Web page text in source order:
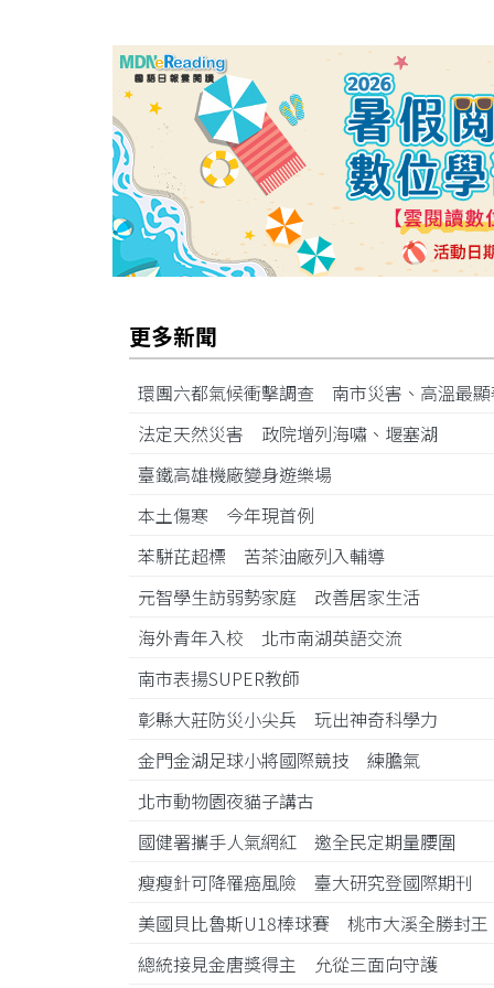
更多新聞
環團六都氣候衝擊調查 南市災害、高溫最
法定天然災害 政院增列海嘯、堰塞湖
臺鐵高雄機廠變身遊樂場
本土傷寒 今年現首例
苯駢芘超標 苦茶油廠列入輔導
元智學生訪弱勢家庭 改善居家生活
海外青年入校 北市南湖英語交流
南市表揚SUPER教師
彰縣大莊防災小尖兵 玩出神奇科學力
金門金湖足球小將國際競技 練膽氣
北市動物園夜貓子講古
國健署攜手人氣網紅 邀全民定期量腰圍
瘦瘦針可降罹癌風險 臺大研究登國際期刊
美國貝比魯斯U18棒球賽 桃市大溪全勝封
總統接見金唐獎得主 允從三面向守護